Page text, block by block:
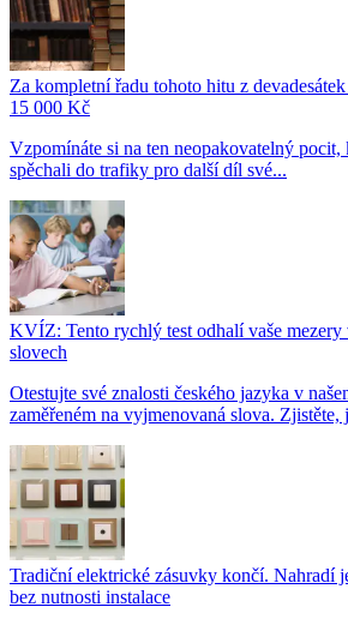
Za kompletní řadu tohoto hitu z
15 000 Kč
Vzpomínáte si na ten neopakovatelný pocit,
spěchali do trafiky pro další díl své...
KVÍZ: Tento rychlý test odhalí vaše mezery
slovech
Otestujte své znalosti českého jazyka v
zaměřeném na vyjmenovaná slova. Zjistěte,
Tradiční elektrické zásuvky končí. Nahradí
bez nutnosti instalace